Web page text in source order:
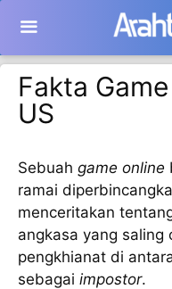
isi
Fakta
US
Sebuah game online
ramai
menceritakan
angkasa yang saling
pengkhianat di
sebagai impostor.